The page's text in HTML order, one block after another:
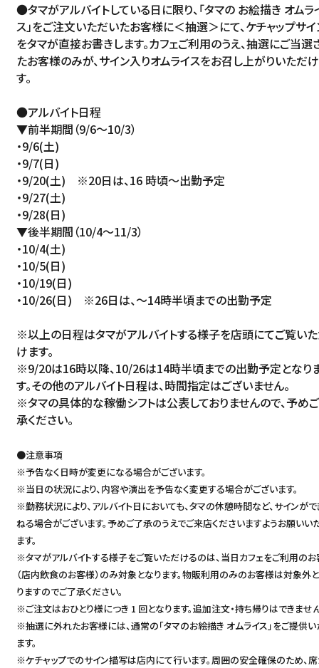
ACCESS
アーカイブ
English
한국
日本語
●タマがアルバイトしている日に限り、「タマの お絵描き オムラ
ス」をご注文いただいたお客様に＜抽選＞にて、ケチャップサイ
をタマが直接お書きします。カフェご利用のうえ、抽選にご当選
たお客様のみが、サイン入りオムライスをお召し上がりいただ
す。
●アルバイト日程
▼前半期間（9/6～10/3）
・9/6(土)
・9/7(日)
・9/20(土) ※20日は、16 時頃～出勤予定
・9/27(土)
・9/28(日)
▼後半期間（10/4～11/3）
・10/4(土)
・10/5(日)
・10/19(日)
・10/26(日) ※26日は、～14時半頃までの出勤予定
※以上の日程はタマがアルバイトする様子を店頭にてご覧い
けます。
※9/20は16時以降、10/26は14時半頃までの出勤予定となり
す。その他のアルバイト日程は、時間指定はございません。
※タマの具体的な稼働シフトは公表しておりませんので、予め
承ください。
●注意事項
※予告なく日時が変更になる場合がございます。
※当日の状況により、内容や演出を予告なく変更する場合がございます。
※勤務状況により、アルバイト日においても、タマの休憩時間など、サインが
ねる場合がございます。予めご了承のうえでご来店くださいますようお願いい
ます。
※タマがアルバイトする様子をご覧いただけるのは、当日カフェをご利用の
（店内飲食のお客様）のみ対象となります。物販利用のみのお客様は対象外
りますのでご了承ください。
※ご注文はおひとり様につき 1 回となります。追加注文・持ち帰りはできませ
※抽選に外れたお客様には、通常の「タマのお絵描き オムライス」をご提供い
ます。
※ケチャップでのサイン描写は店内にて行います。周囲の安全確保のため、